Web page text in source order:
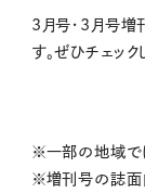
3月号・3月号増
す。ぜひチェック
※一部の地域で
※増刊号の誌面